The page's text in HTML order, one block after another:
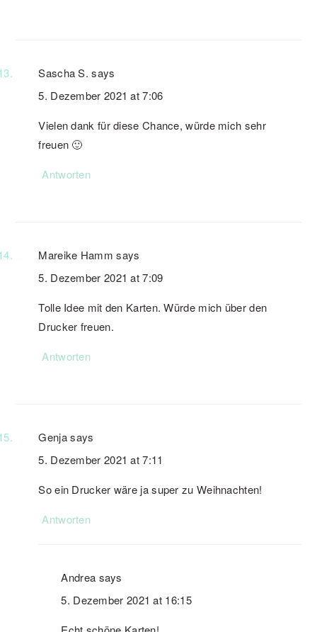
Sascha S. says
5. Dezember 2021 at 7:06
Vielen dank für diese Chance, würde mich sehr
freuen 🙂
Antworten
Mareike Hamm says
5. Dezember 2021 at 7:09
Tolle Idee mit den Karten. Würde mich über den
Drucker freuen.
Antworten
Genja says
5. Dezember 2021 at 7:11
So ein Drucker wäre ja super zu Weihnachten!
Antworten
Andrea says
5. Dezember 2021 at 16:15